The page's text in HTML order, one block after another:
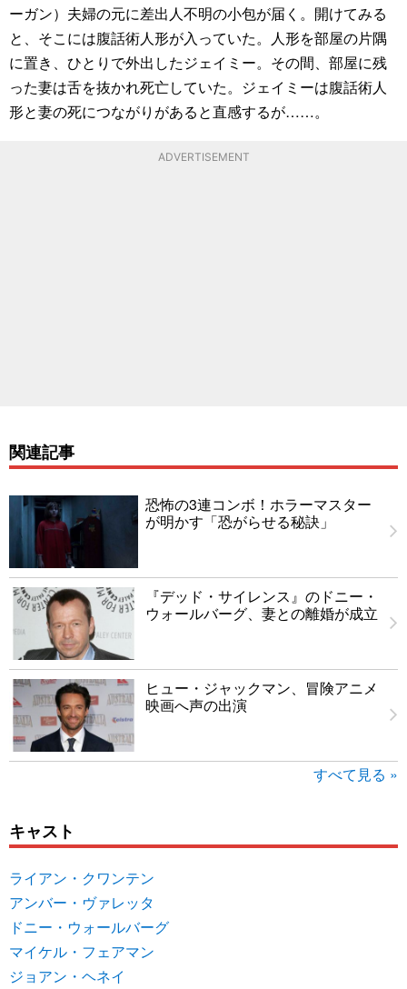
ーガン）夫婦の元に差出人不明の小包が届く。開けてみる
と、そこには腹話術人形が入っていた。人形を部屋の片隅
に置き、ひとりで外出したジェイミー。その間、部屋に残
った妻は舌を抜かれ死亡していた。ジェイミーは腹話術人
形と妻の死につながりがあると直感するが……。
ADVERTISEMENT
関連記事
恐怖の3連コンボ！ホラーマスター
が明かす「恐がらせる秘訣」
『デッド・サイレンス』のドニー・
ウォールバーグ、妻との離婚が成立
ヒュー・ジャックマン、冒険アニメ
映画へ声の出演
すべて見る »
キャスト
ライアン・クワンテン
アンバー・ヴァレッタ
ドニー・ウォールバーグ
マイケル・フェアマン
ジョアン・ヘネイ